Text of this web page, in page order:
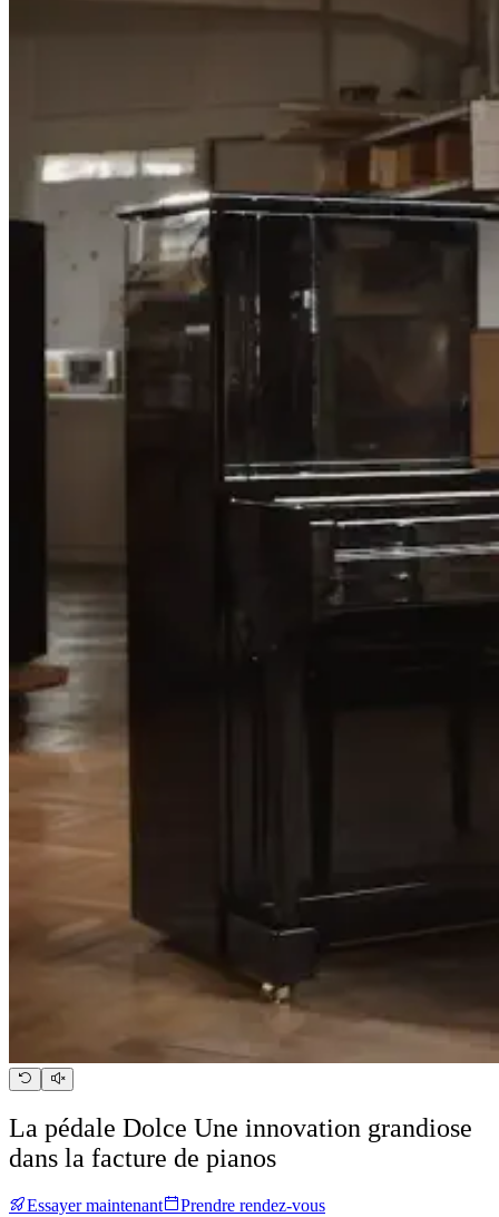
La pédale Dolce Une innovation grandiose
dans la facture de pianos
Essayer maintenant
Prendre rendez-vous